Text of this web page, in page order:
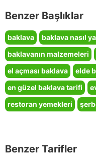
Benzer Başlıklar
baklava baklava nasıl
baklavanın malzemeleri
el açması baklava
elde
en güzel baklava tarifi
restoran yemekleri
Benzer Tarifler